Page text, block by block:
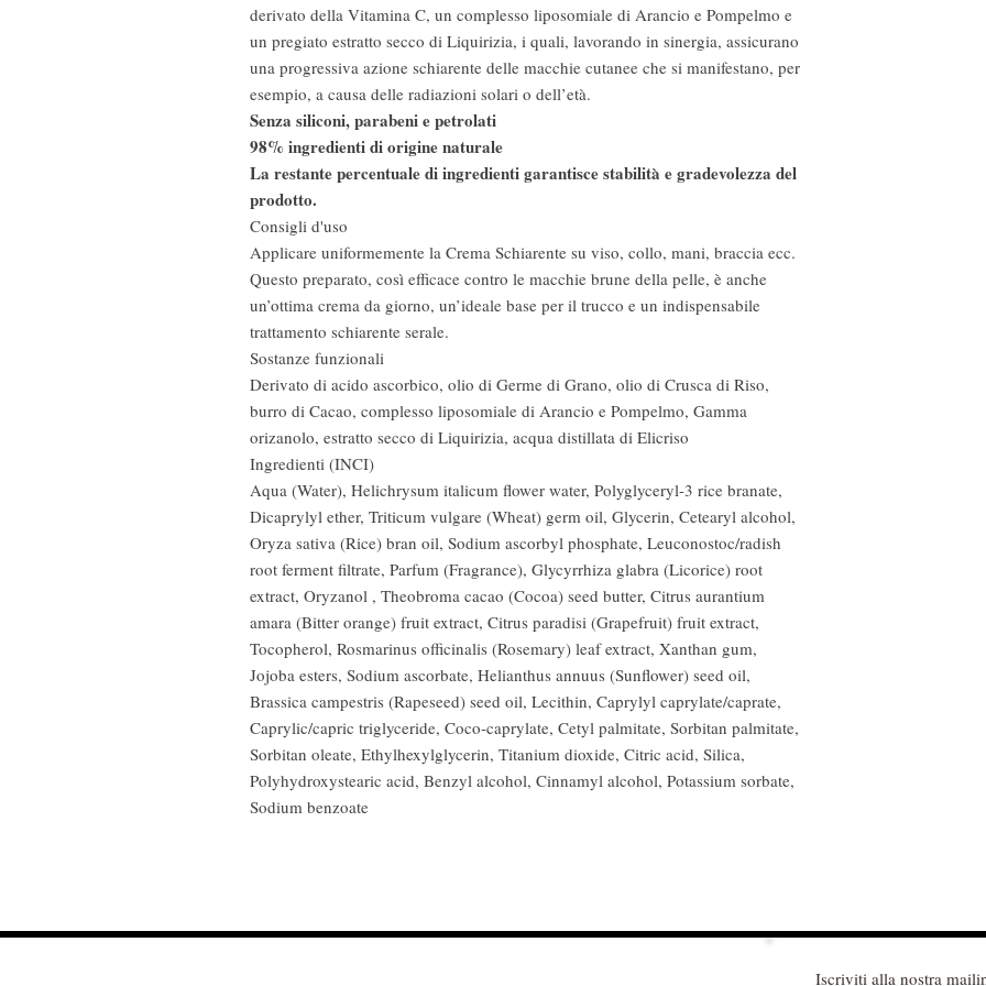
derivato della Vitamina C, un complesso liposomiale di Arancio e Pompelmo e
un pregiato estratto secco di Liquirizia, i quali, lavorando in sinergia, assicurano
una progressiva azione schiarente delle macchie cutanee che si manifestano, per
esempio, a causa delle radiazioni solari o dell’età.
Senza siliconi, parabeni e petrolati
98% ingredienti di origine naturale
La restante percentuale di ingredienti garantisce stabilità e gradevolezza del
prodotto.
Consigli d'uso
Applicare uniformemente la Crema Schiarente su viso, collo, mani, braccia ecc.
Questo preparato, così efficace contro le macchie brune della pelle, è anche
un’ottima crema da giorno, un’ideale base per il trucco e un indispensabile
trattamento schiarente serale.
Sostanze funzionali
Derivato di acido ascorbico, olio di Germe di Grano, olio di Crusca di Riso,
burro di Cacao, complesso liposomiale di Arancio e Pompelmo, Gamma
orizanolo, estratto secco di Liquirizia, acqua distillata di Elicriso
Ingredienti (INCI)
Aqua (Water), Helichrysum italicum flower water, Polyglyceryl-3 rice branate,
Dicaprylyl ether, Triticum vulgare (Wheat) germ oil, Glycerin, Cetearyl alcohol,
Oryza sativa (Rice) bran oil, Sodium ascorbyl phosphate, Leuconostoc/radish
root ferment filtrate, Parfum (Fragrance), Glycyrrhiza glabra (Licorice) root
extract, Oryzanol , Theobroma cacao (Cocoa) seed butter, Citrus aurantium
amara (Bitter orange) fruit extract, Citrus paradisi (Grapefruit) fruit extract,
Tocopherol, Rosmarinus officinalis (Rosemary) leaf extract, Xanthan gum,
Jojoba esters, Sodium ascorbate, Helianthus annuus (Sunflower) seed oil,
Brassica campestris (Rapeseed) seed oil, Lecithin, Caprylyl caprylate/caprate,
Caprylic/capric triglyceride, Coco-caprylate, Cetyl palmitate, Sorbitan palmitate,
Sorbitan oleate, Ethylhexylglycerin, Titanium dioxide, Citric acid, Silica,
Polyhydroxystearic acid, Benzyl alcohol, Cinnamyl alcohol, Potassium sorbate,
Sodium benzoate
Iscriviti alla nostra